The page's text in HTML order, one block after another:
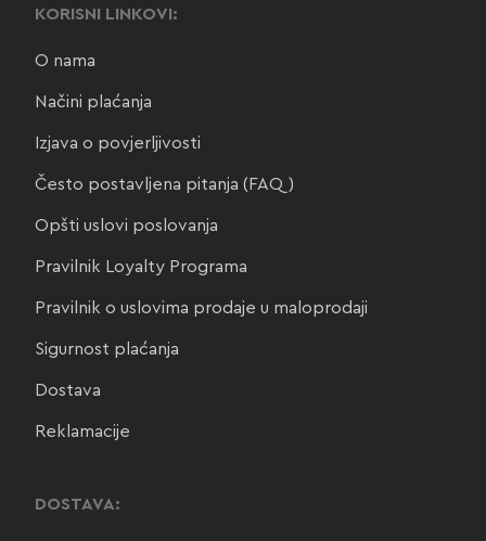
KORISNI LINKOVI:
O nama
Načini plaćanja
Izjava o povjerljivosti
Često postavljena pitanja (FAQ)
Opšti uslovi poslovanja
Pravilnik Loyalty Programa
Pravilnik o uslovima prodaje u maloprodaji
Sigurnost plaćanja
Dostava
Reklamacije
DOSTAVA: